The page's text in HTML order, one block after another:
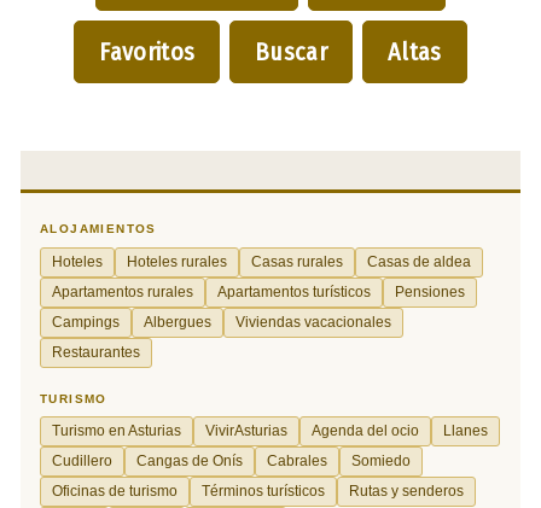
Favoritos Buscar Altas